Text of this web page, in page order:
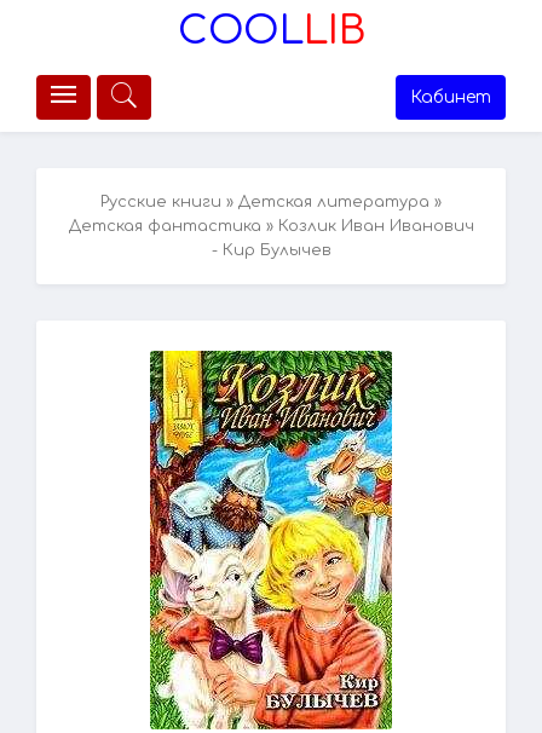
COOLLIB
Кабинет
Русские книги » Детская литература »
Детская фантастика » Козлик Иван Иванович
- Кир Булычев